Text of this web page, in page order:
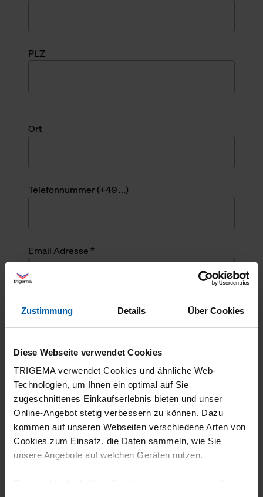
Zustimmung Details Über Cookies
Diese Webseite verwendet Cookies
TRIGEMA verwendet Cookies und ähnliche Web-
Technologien, um Ihnen ein optimal auf Sie
zugeschnittenes Einkaufserlebnis bieten und unser
Online-Angebot stetig verbessern zu können. Dazu
kommen auf unseren Webseiten verschiedene Arten von
Cookies zum Einsatz, die Daten sammeln, wie Sie
unsere Angebote auf welchen Geräten nutzen.
PLZ
Ort
Telefonnummer (+49 ...)
Email Adresse *
Angefragte Menge *
Mehrzeiliger Text